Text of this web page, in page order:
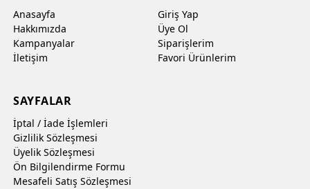
Anasayfa
Hakkımızda
Kampanyalar
İletişim
Giriş Yap
Üye Ol
Siparişlerim
Favori Ürünlerim
SAYFALAR
İptal / İade İşlemleri
Gizlilik Sözleşmesi
Üyelik Sözleşmesi
Ön Bilgilendirme Formu
Mesafeli Satış Sözleşmesi